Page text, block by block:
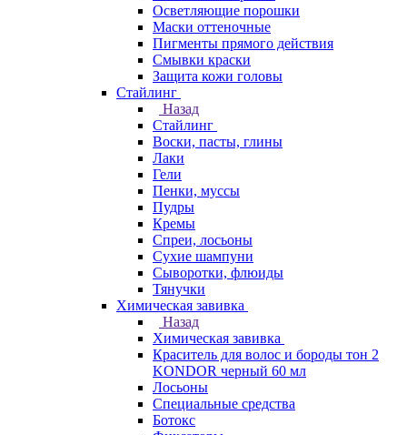
Осветляющие порошки
Маски оттеночные
Пигменты прямого действия
Смывки краски
Защита кожи головы
Стайлинг
Назад
Стайлинг
Воски, пасты, глины
Лаки
Гели
Пенки, муссы
Пудры
Кремы
Спреи, лосьоны
Сухие шампуни
Сыворотки, флюиды
Тянучки
Химическая завивка
Назад
Химическая завивка
Краситель для волос и бороды тон 2
KONDOR черный 60 мл
Лосьоны
Специальные средства
Ботокс